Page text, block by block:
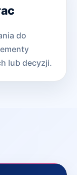
do
lub decyzji.